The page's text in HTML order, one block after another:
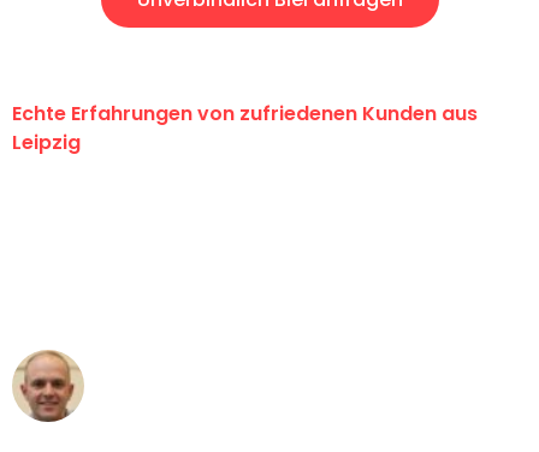
Echte Erfahrungen von zufriedenen Kunden aus
Leipzig